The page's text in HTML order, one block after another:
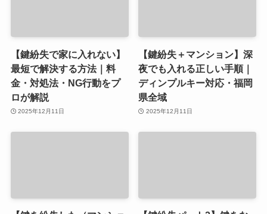
【鍵紛失で家に入れない】
最短で解決する方法｜料
金・対処法・NG行動をプ
ロが解説
2025年12月11日
【鍵紛失＋マンション】深
夜でも入れる正しい手順｜
ディンプルキー対応・福岡
県全域
2025年12月11日